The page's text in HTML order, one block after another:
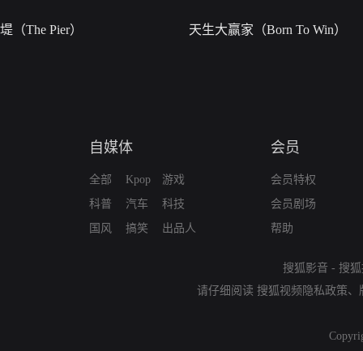
堤（The Pier） 天生大赢家（Born To Win）
自媒体
全部
科普
国风
Kpop
汽车
搞笑
游戏
科技
出品人
会员
会员特权
会员剧场
帮助
搜狐影音 - 搜
请仔细阅读 搜狐视频隐私政策、